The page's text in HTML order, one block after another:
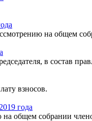
на общем
в состав
взносов.
года
общем собрании